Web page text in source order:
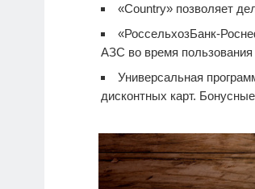
«Country» позволяет
«РоссельхозБанк-
АЗС во время пользования
Универсальная
дисконтных карт.